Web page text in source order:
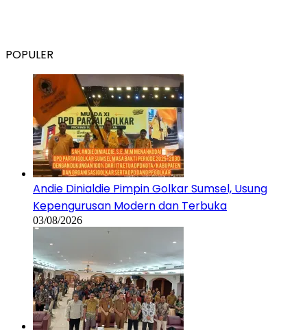
Andie Dinialdie Pimpin Golkar Sumsel, Usung
03/08/2026
IPB Training Genjot Produktivitas Sawit OKU, 91
Pekebun Dibekali Teknik Modern
29/07/2026